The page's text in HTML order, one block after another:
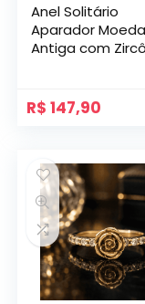
Anel Solitário
Aparador Moeda
Antiga com
R$ 147,90